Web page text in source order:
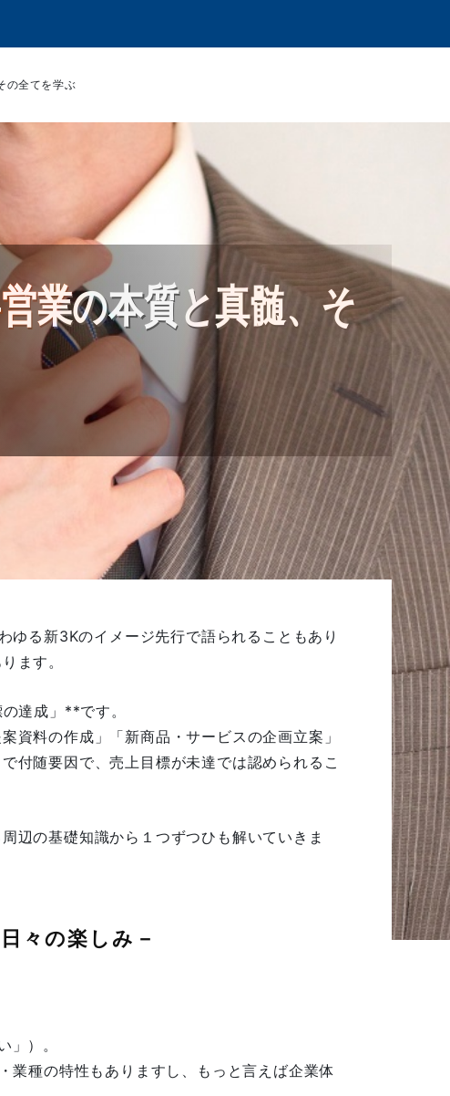
の全てを学ぶ
業の本質と真髄、そ
ゆる新3Kのイメージ先行で語られることもあり
ます。
達成」**です。
資料の作成」「新商品・サービスの企画立案」
付随要因で、売上目標が未達では認められるこ
辺の基礎知識から１つずつひも解いていきま
々の楽しみ－
」）。
業種の特性もありますし、もっと言えば企業体